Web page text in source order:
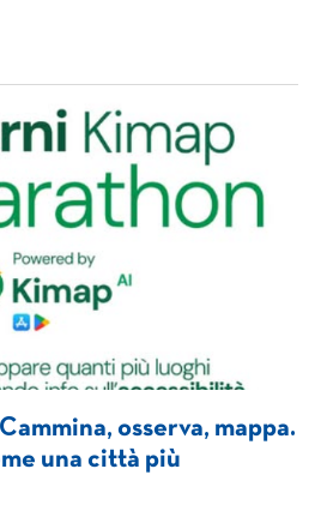
osserva, mappa.
una città più